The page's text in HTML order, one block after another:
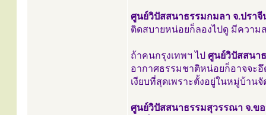
ศูนย์วิปัสสนาธรรมกมลา จ.ปรา
ติดสบายหน่อยก็ลองไปดู มีความ
ถ้าคนกรุงเทพฯ ไป ศูนย์วิปัสสนา
อากาศธรรมชาติหน่อยก็อาจจะ
เงียบที่สุดเพราะตั้งอยู่ในหมู่บ้านจั
ศูนย์วิปัสสนาธรรมสุวรรณา จ.ข